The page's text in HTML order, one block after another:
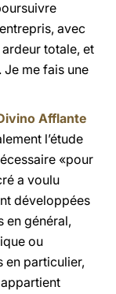
avec
totale, et
Je me fais une
Afflante
l’étude
«pour
a voulu
développées
en général,
ou
en particulier,